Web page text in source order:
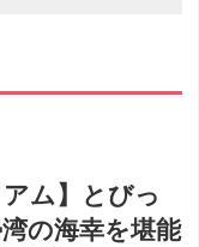
アム】とびっ
の海幸を堪能